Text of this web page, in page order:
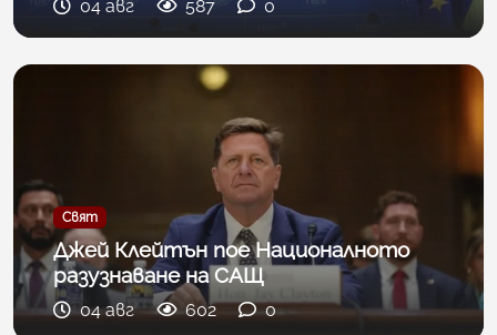
04 авг 587 0
Свят
Джей Клейтън пое Националното
разузнаване на САЩ
04 авг 602 0